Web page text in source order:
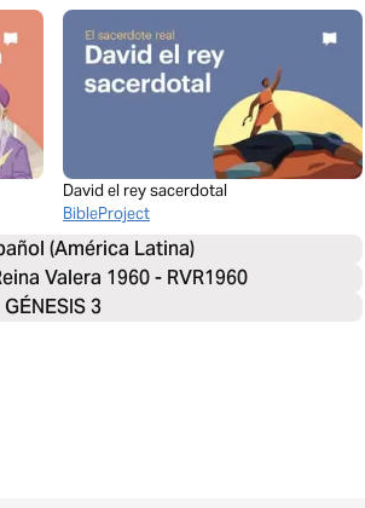
David el rey sacerdotal
BibleProject
(América Latina)
Valera 1960 - RVR1960
GÉNESIS 3